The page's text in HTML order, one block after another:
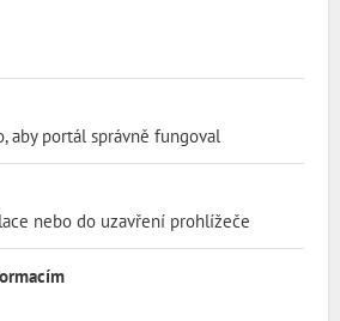
aby portál správně fungoval
nebo do uzavření prohlížeče